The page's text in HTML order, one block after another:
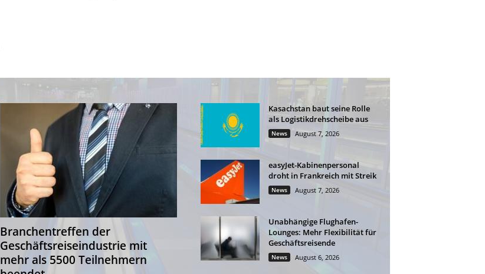
Branchentreffen der
Geschäftsreiseindustrie mit
mehr als 5500 Teilnehmern
Kasachstan baut seine Rolle
als Logistikdrehscheibe aus
News August 7, 2026
easyJet-Kabinenpersonal
droht in Frankreich mit Streik
News August 7, 2026
Unabhängige Flughafen-
Lounges: Mehr Flexibilität für
Geschäftsreisende
News August 6, 2026